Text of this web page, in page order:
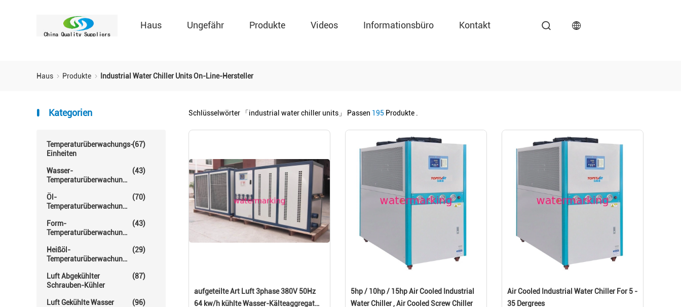
Haus Ungefähr Produkte Videos Informationsbüro Kontakt
Haus Produkte Industrial Water Chiller Units On-Line-Hersteller
Kategorien
Temperaturüberwachungs-
Einheiten
(67)
Wasser-
Temperaturüberwachungs-
(43)
Öl-
Temperaturüberwachungs-
(70)
Form-
Temperaturüberwachungs-
(43)
Heißöl-
Temperaturüberwachungs-
(29)
Luft Abgekühlter
Schrauben-Kühler
(87)
Luft Gekühlte Wasser
(96)
Schlüsselwörter 「industrial water chiller units」 Passen 195 Produkte .
aufgeteilte Art Luft 3phase 380V 50Hz
64 kw/h kühlte Wasser-Kälteaggregat
5hp / 10hp / 15hp Air Cooled Industrial
Water Chiller , Air Cooled Screw Chiller
Air Cooled Industrial Water Chiller For 5 -
35 Dergrees